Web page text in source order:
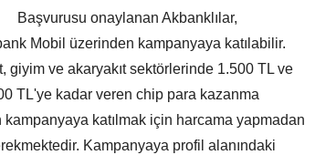
Başvurusu onaylanan Akbanklılar,
Mobil üzerinden kampanyaya katılabilir.
giyim ve akaryakıt sektörlerinde 1.500 TL ve
TL'ye kadar veren chip para kazanma
katılmak için harcama yapmadan
Kampanyaya profil alanındaki